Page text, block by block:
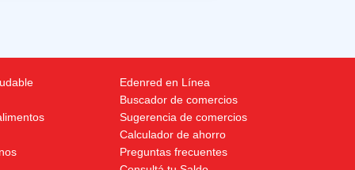
Edenred en Línea
Buscador de comercios
Sugerencia de comercios
Calculador de ahorro
Preguntas frecuentes